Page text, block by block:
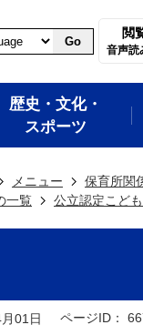
Go
閲
音声読
歴史・文化・
スポーツ
メニュー
保育所関
一覧
公立認定こど
01日 ページID：